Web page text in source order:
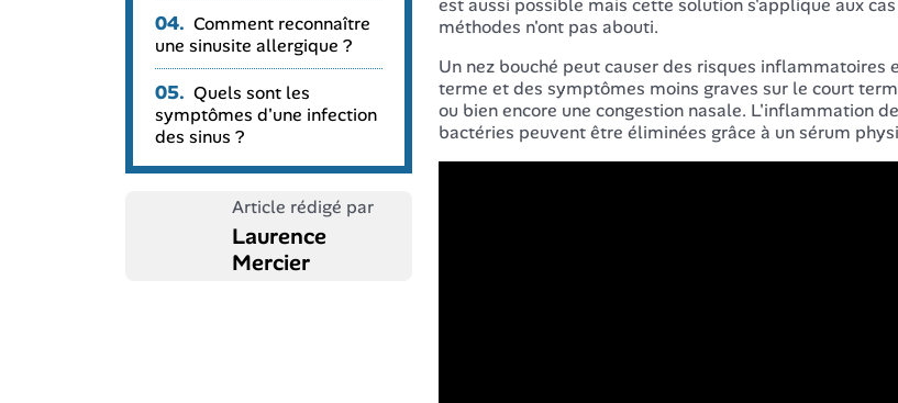
est aussi possible mais cette solution s'applique aux
méthodes n'ont pas abouti.
Un nez bouché peut causer des risques
terme et des symptômes moins graves sur le court
ou bien encore une congestion nasale. L'inflammation
bactéries peuvent être éliminées grâce à un sérum
04. Comment reconnaître
une sinusite allergique ?
05. Quels sont les
symptômes d'une infection
des sinus ?
Article rédigé par
Laurence
Mercier